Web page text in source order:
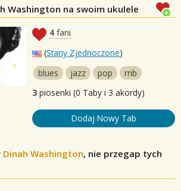
Washington na swoim ukulele
4 fani
(Stany Zjednoczone)
blues
jazz pop
rnb
3 piosenki (0 Taby i 3 akordy)
Dodaj Nowy Tab
Dinah Washington, nie przegap tych